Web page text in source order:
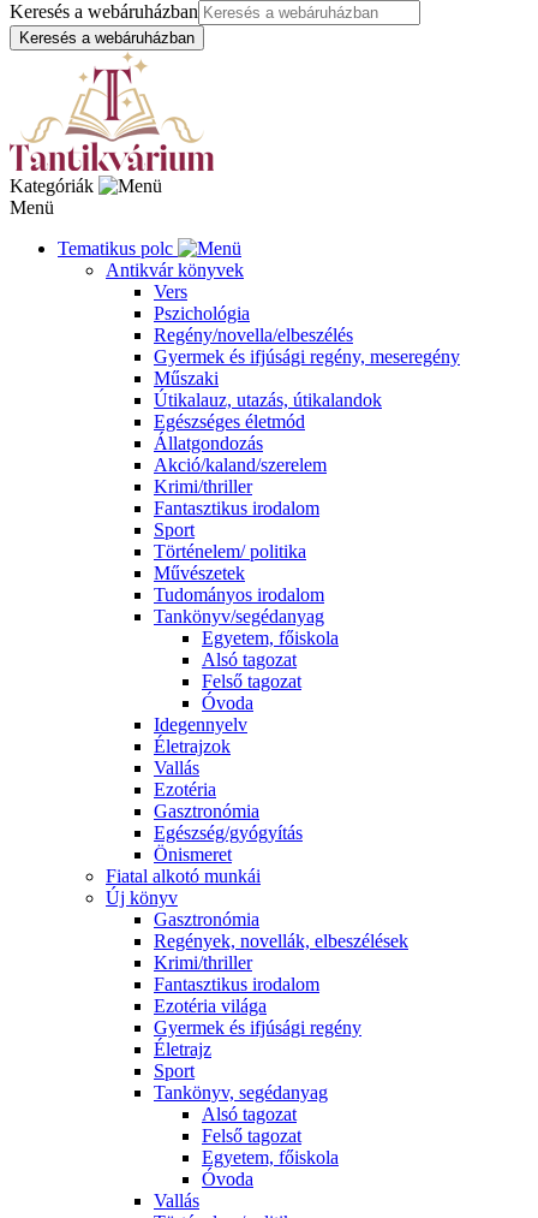
Keresés a webáruházban
Keresés a webáruházban
Kategóriák
Menü
Tematikus polc
Antikvár könyvek
Vers
Pszichológia
Regény/novella/elbeszélés
Gyermek és ifjúsági regény, meseregény
Műszaki
Útikalauz, utazás, útikalandok
Egészséges életmód
Állatgondozás
Akció/kaland/szerelem
Krimi/thriller
Fantasztikus irodalom
Sport
Történelem/ politika
Művészetek
Tudományos irodalom
Tankönyv/segédanyag
Egyetem, főiskola
Alsó tagozat
Felső tagozat
Óvoda
Idegennyelv
Életrajzok
Vallás
Ezotéria
Gasztronómia
Egészség/gyógyítás
Önismeret
Fiatal alkotó munkái
Új könyv
Gasztronómia
Regények, novellák, elbeszélések
Krimi/thriller
Fantasztikus irodalom
Ezotéria világa
Gyermek és ifjúsági regény
Életrajz
Sport
Tankönyv, segédanyag
Alsó tagozat
Felső tagozat
Egyetem, főiskola
Óvoda
Vallás